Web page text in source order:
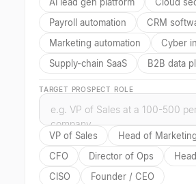
Payroll automation
CRM
Marketing automation
Cyber
Supply-chain SaaS
B2B data
TARGET PROSPECT ROLE
VP of Sales Head of Marketing
CFO
Director of Ops
CISO
Founder / CEO